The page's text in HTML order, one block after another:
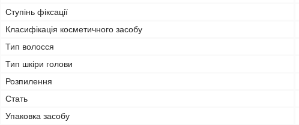
Ступінь фіксації
Класифікація косметичного засобу
Тип волосся
Тип шкіри голови
Розпилення
Стать
Упаковка засобу